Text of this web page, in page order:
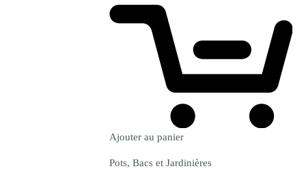
Ajouter au panier
Pots, Bacs et Jardinières